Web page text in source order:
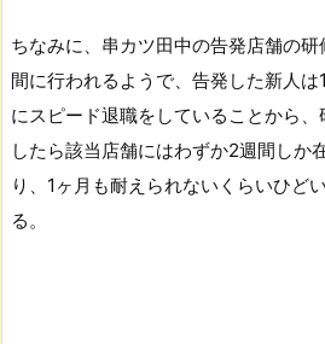
ちなみに、串カツ田中の告発店舗の
間に行われるようで、告発した新人は
にスピード退職をしていることから
したら該当店舗にはわずか2週間しか
り、1ヶ月も耐えられないくらいひど
る。